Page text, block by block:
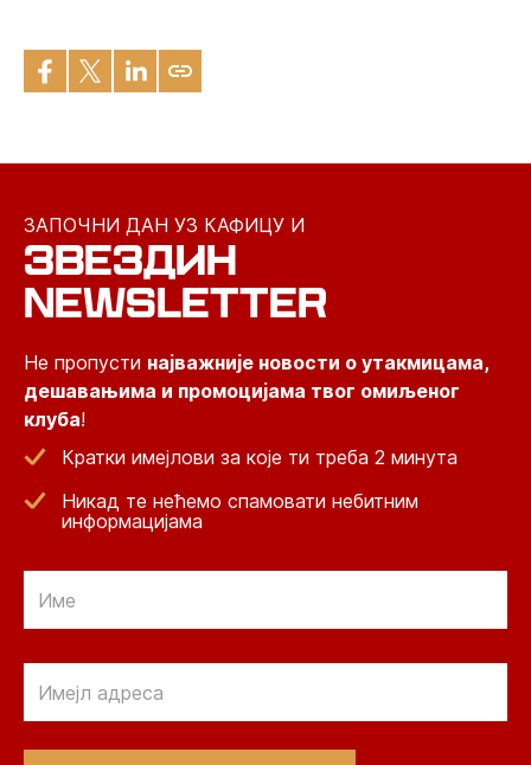
ЗАПОЧНИ ДАН УЗ КАФИЦУ И
ЗВЕЗДИН
NEWSLETTER
Не пропусти најважније новости о утакмицама,
дешавањима и промоцијама твог омиљеног
клуба!
Кратки имејлови за које ти треба 2 минута
Никад те нећемо спамовати небитним
информацијама